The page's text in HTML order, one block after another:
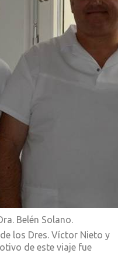
Belén Solano.
los Dres. Víctor Nieto y
de este viaje fue